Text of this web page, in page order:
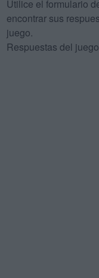
Utilice el formulario
encontrar sus
juego.
Respuestas del